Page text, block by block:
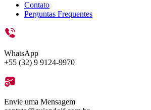
Contato
Perguntas Frequentes
WhatsApp
+55 (32) 9 9124-9970
Envie uma Mensagem